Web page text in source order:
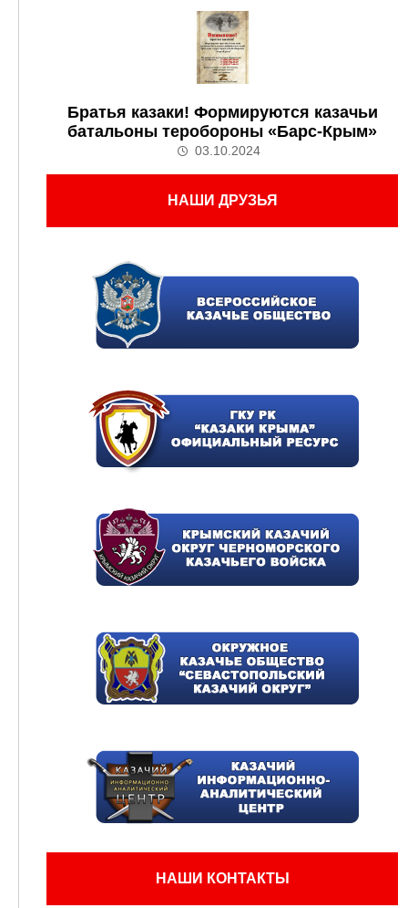
Братья казаки! Формируются казачьи
батальоны теробороны «Барс-Крым»
03.10.2024
НАШИ ДРУЗЬЯ
НАШИ КОНТАКТЫ